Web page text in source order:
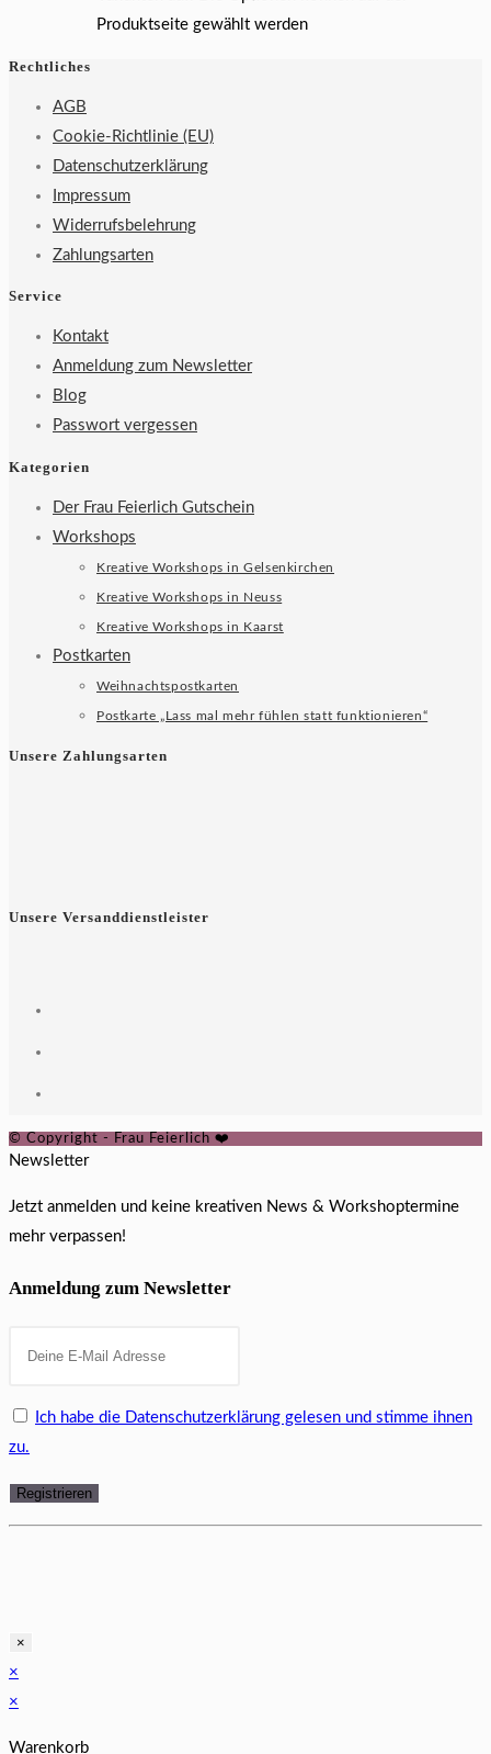
Produktseite gewählt werden
Rechtliches
AGB
Cookie-Richtlinie (EU)
Datenschutzerklärung
Impressum
Widerrufsbelehrung
Zahlungsarten
Service
Kontakt
Anmeldung zum Newsletter
Blog
Passwort vergessen
Kategorien
Der Frau Feierlich Gutschein
Workshops
Kreative Workshops in Gelsenkirchen
Kreative Workshops in Neuss
Kreative Workshops in Kaarst
Postkarten
Weihnachtspostkarten
Postkarte „Lass mal mehr fühlen statt funktionieren“
Unsere Zahlungsarten
Unsere Versanddienstleister
© Copyright - Frau Feierlich ❤️
Newsletter
Jetzt anmelden und keine kreativen News & Workshoptermine
mehr verpassen!
Anmeldung zum Newsletter
Ich habe die Datenschutzerklärung gelesen und stimme ihnen
zu.
×
×
×
Warenkorb